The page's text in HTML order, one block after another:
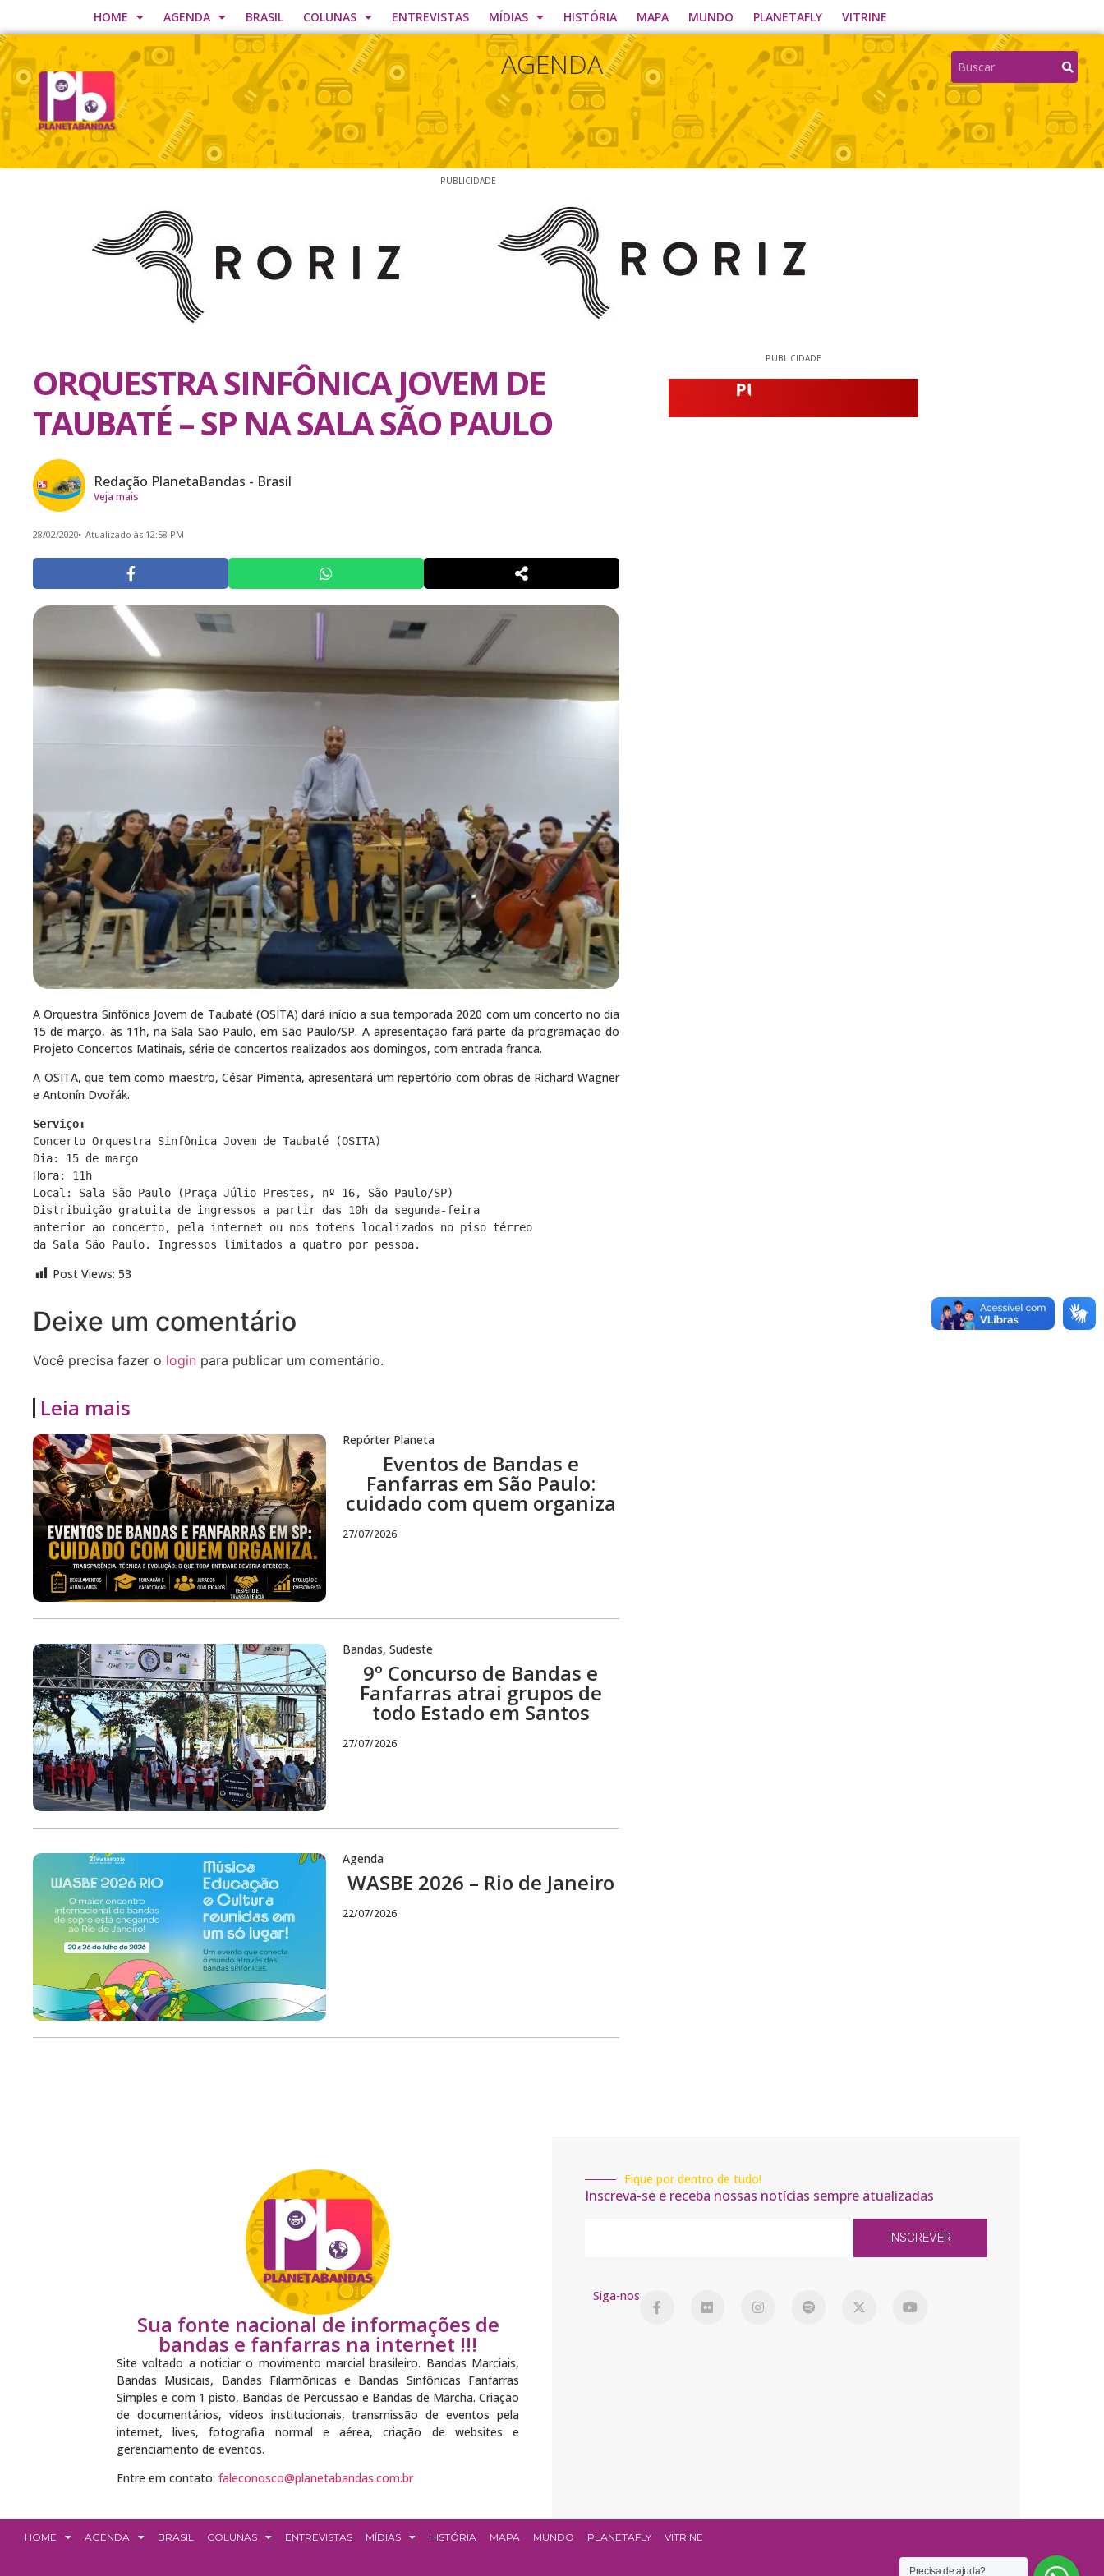
HOME AGENDA BRASIL COLUNAS ENTREVISTAS MÍDIAS HISTÓRIA MAPA MUNDO PLANETAFLY VITRINE
AGENDA
PUBLICIDADE
ORQUESTRA SINFÔNICA JOVEM DE
TAUBATÉ – SP NA SALA SÃO PAULO
Redação PlanetaBandas - Brasil
Veja mais
28/02/2020 Atualizado às 12:58 PM
A Orquestra Sinfônica Jovem de Taubaté (OSITA) dará início a sua temporada 2020 com um concerto no dia
15 de março, às 11h, na Sala São Paulo, em São Paulo/SP. A apresentação fará parte da programação do
Projeto Concertos Matinais, série de concertos realizados aos domingos, com entrada franca.
A OSITA, que tem como maestro, César Pimenta, apresentará um repertório com obras de Richard Wagner
e Antonín Dvořák.
Serviço:
Concerto Orquestra Sinfônica Jovem de Taubaté (OSITA)
Dia: 15 de março
Hora: 11h
Local: Sala São Paulo (Praça Júlio Prestes, nº 16, São Paulo/SP)
Distribuição gratuita de ingressos a partir das 10h da segunda-feira
anterior ao concerto, pela internet ou nos totens localizados no piso térreo
Post Views: 53
Deixe um comentário
Você precisa fazer o login para publicar um comentário.
Leia mais
Repórter Planeta
Eventos de Bandas e
Fanfarras em São Paulo:
cuidado com quem organiza
27/07/2026
Bandas, Sudeste
9º Concurso de Bandas e
Fanfarras atrai grupos de
todo Estado em Santos
27/07/2026
Agenda
WASBE 2026 – Rio de Janeiro
22/07/2026
PUBLICIDADE
Sua fonte nacional de informações de
bandas e fanfarras na internet !!!
Site voltado a noticiar o movimento marcial brasileiro. Bandas Marciais,
Bandas Musicais, Bandas Filarmõnicas e Bandas Sinfônicas Fanfarras
Simples e com 1 pisto, Bandas de Percussão e Bandas de Marcha. Criação
de documentários, vídeos institucionais, transmissão de eventos pela
internet, lives, fotografia normal e aérea, criação de websites e
gerenciamento de eventos.
Entre em contato: faleconosco@planetabandas.com.br
Fique por dentro de tudo!
Inscreva-se e receba nossas notícias sempre atualizadas
INSCREVER
Siga-nos
HOME AGENDA BRASIL COLUNAS ENTREVISTAS MÍDIAS HISTÓRIA MAPA MUNDO PLANETAFLY VITRINE
Precisa de ajuda?